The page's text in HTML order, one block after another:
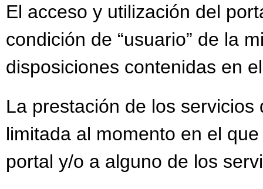
PROGRAMACIÓN
PROGRAMACIÓN
PROGRAMACIÓN
PROGRAMACIÓN
PROGRAMACIÓN
PROGRAMACIÓN
El acceso y utilización del
condición de “usuario” de la
disposiciones contenidas en
La prestación de los
limitada al momento en el
portal y/o a alguno de los